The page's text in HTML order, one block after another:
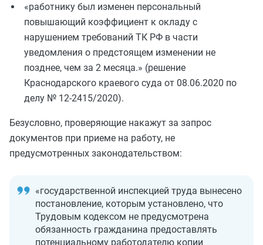
«работнику был изменен персональный
повышающий коэффициент к окладу с
нарушением требований ТК РФ в части
уведомления о предстоящем изменении не
позднее, чем за 2 месяца.» (решение
Краснодарского краевого суда от 08.06.2020 по
делу № 12-2415/2020).
Безусловно, проверяющие накажут за запрос
документов при приеме на работу, не
предусмотренных законодательством:
«государственной инспекцией труда вынесено
постановление, которым установлено, что
Трудовым кодексом не предусмотрена
обязанность гражданина предоставлять
потенциальному работодателю копии